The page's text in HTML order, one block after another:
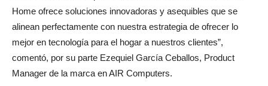
Home ofrece soluciones innovadoras y asequibles que se
alinean perfectamente con nuestra estrategia de ofrecer lo
mejor en tecnología para el hogar a nuestros clientes”,
comentó, por su parte Ezequiel García Ceballos, Product
Manager de la marca en AIR Computers.